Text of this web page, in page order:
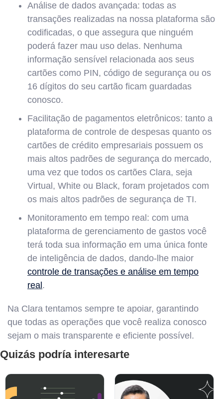
Análise de dados avançada: todas as
transações realizadas na nossa plataforma são
codificadas, o que assegura que ninguém
poderá fazer mau uso delas. Nenhuma
informação sensível relacionada aos seus
cartões como PIN, código de segurança ou os
16 dígitos do seu cartão ficam guardadas
conosco.
Facilitação de pagamentos eletrônicos: tanto a
plataforma de controle de despesas quanto os
cartões de crédito empresariais possuem os
mais altos padrões de segurança do mercado,
uma vez que todos os cartões Clara, seja
Virtual, White ou Black, foram projetados com
os mais altos padrões de segurança de TI.
Monitoramento em tempo real: com uma
plataforma de gerenciamento de gastos você
terá toda sua informação em uma única fonte
de inteligência de dados, dando-lhe maior
controle de transações e análise em tempo
real .
Na Clara tentamos sempre te apoiar, garantindo
que todas as operações que você realiza conosco
sejam o mais transparente e eficiente possível.
Quizás podría interesarte